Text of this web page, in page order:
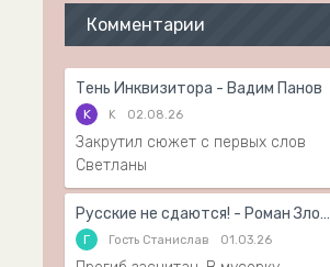
Комментарии
Тень Инквизитора - Вадим Панов
K K 02.08.26
Закрутил сюжет с первых слов
Светланы
Русские не сдаются! - Роман Злотников
Г Гость Станислав 01.03.26